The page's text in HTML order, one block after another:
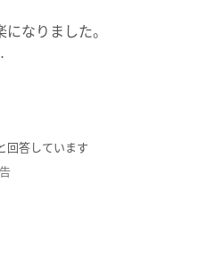
なりました。
回答しています